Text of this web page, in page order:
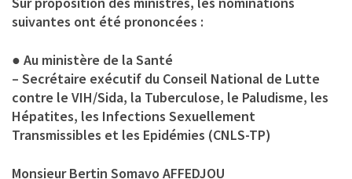
suivantes ont été prononcées :
● Au ministère de la Santé
– Secrétaire exécutif du Conseil National de Lutte
contre le VIH/Sida, la Tuberculose, le Paludisme, les
Hépatites, les Infections Sexuellement
Transmissibles et les Epidémies (CNLS-TP)
Monsieur Bertin Somavo AFFEDJOU